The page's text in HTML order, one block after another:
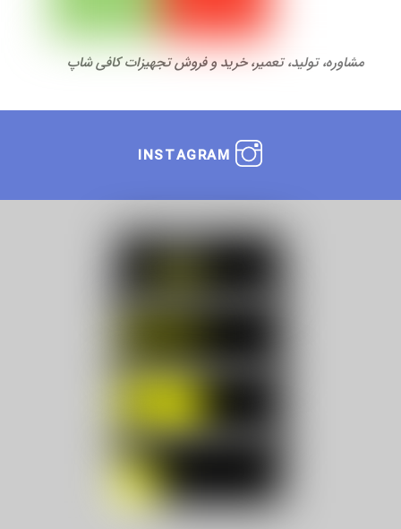
مشاوره، تولید، تعمیر، خرید و فروش تجهیزات کافی شاپ
INSTAGRAM